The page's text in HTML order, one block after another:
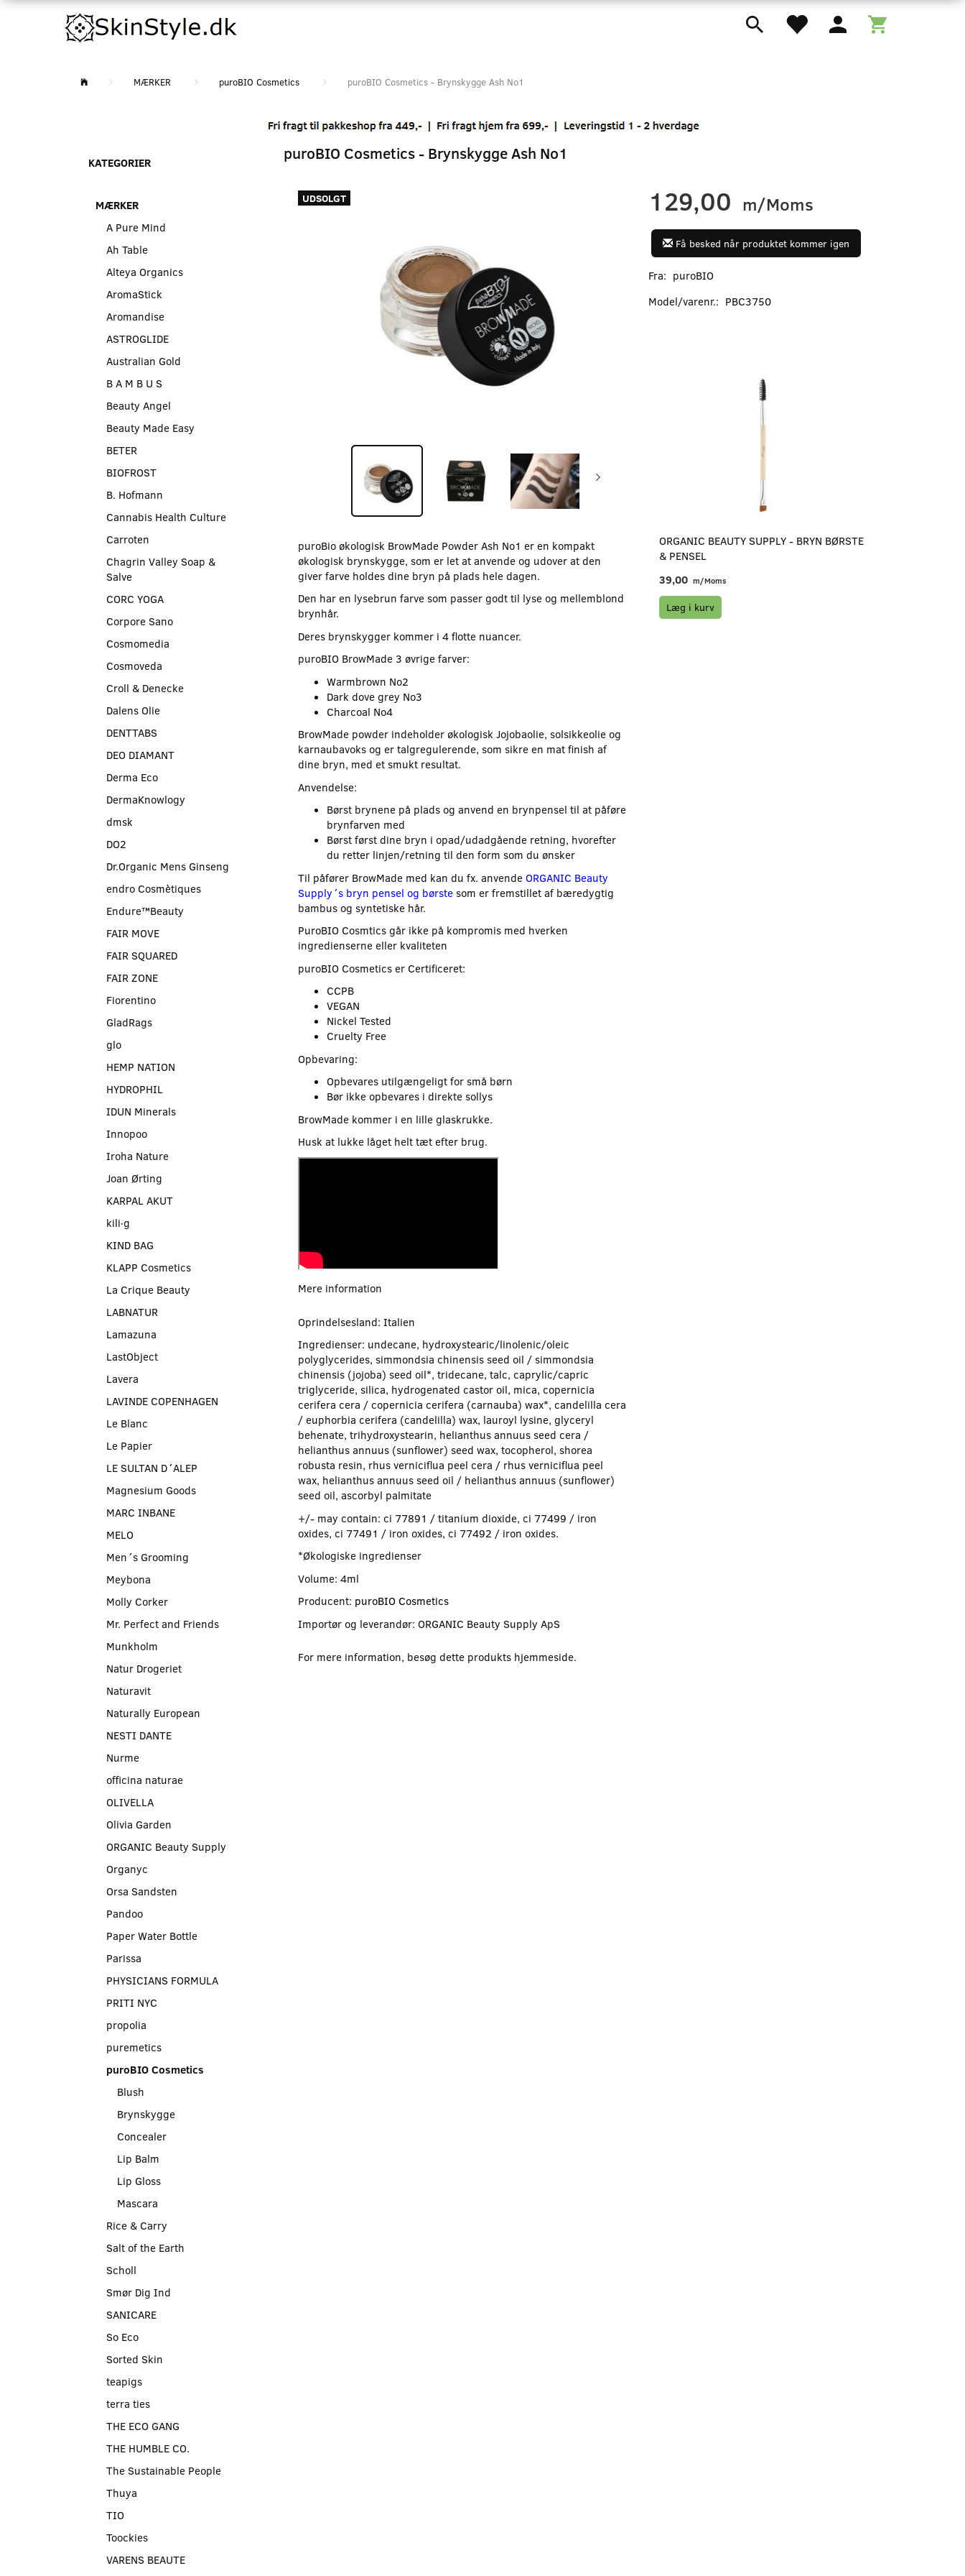
MÆRKER puroBIO Cosmetics puroBIO Cosmetics - Brynskygge Ash No1
KATEGORIER
MÆRKER
A Pure Mind
Ah Table
Alteya Organics
AromaStick
Aromandise
ASTROGLIDE
Australian Gold
B A M B U S
Beauty Angel
Beauty Made Easy
BETER
BIOFROST
B. Hofmann
Cannabis Health Culture
Carroten
Chagrin Valley Soap &
Salve
CORC YOGA
Corpore Sano
Cosmomedia
Cosmoveda
Croll & Denecke
Dalens Olie
DENTTABS
DEO DIAMANT
Derma Eco
DermaKnowlogy
dmsk
DO2
Dr.Organic Mens Ginseng
endro Cosmètiques
Endure™Beauty
FAIR MOVE
FAIR SQUARED
FAIR ZONE
Fiorentino
GladRags
glo
HEMP NATION
HYDROPHIL
IDUN Minerals
Innopoo
Iroha Nature
Joan Ørting
KARPAL AKUT
kili∙g
KIND BAG
KLAPP Cosmetics
La Crique Beauty
LABNATUR
Lamazuna
LastObject
Lavera
LAVINDE COPENHAGEN
Le Blanc
Le Papier
LE SULTAN D´ALEP
Magnesium Goods
MARC INBANE
MELO
Men´s Grooming
Meybona
Molly Corker
Mr. Perfect and Friends
Munkholm
Natur Drogeriet
Naturavit
Naturally European
NESTI DANTE
Nurme
officina naturae
OLIVELLA
Olivia Garden
ORGANIC Beauty Supply
Organyc
Orsa Sandsten
Pandoo
Paper Water Bottle
Parissa
PHYSICIANS FORMULA
PRITI NYC
propolia
puremetics
puroBIO Cosmetics
Blush
Brynskygge
Concealer
Lip Balm
Lip Gloss
Mascara
Rice & Carry
Salt of the Earth
Scholl
Smør Dig Ind
SANICARE
So Eco
Sorted Skin
teapigs
terra ties
THE ECO GANG
THE HUMBLE CO.
The Sustainable People
Thuya
TIO
Toockies
VARENS BEAUTE
puroBIO Cosmetics - Brynskygge Ash No1
UDSOLGT
puroBio økologisk BrowMade Powder Ash No1 er en kompakt
økologisk brynskygge, som er let at anvende og udover at den
giver farve holdes dine bryn på plads hele dagen.
Den har en lysebrun farve som passer godt til lyse og mellemblond
brynhår.
Deres brynskygger kommer i 4 flotte nuancer.
puroBIO BrowMade 3 øvrige farver:
Warmbrown No2
Dark dove grey No3
Charcoal No4
BrowMade powder indeholder økologisk Jojobaolie, solsikkeolie og
karnaubavoks og er talgregulerende, som sikre en mat finish af
dine bryn, med et smukt resultat.
Anvendelse:
Børst brynene på plads og anvend en brynpensel til at påføre
brynfarven med
Børst først dine bryn i opad/udadgående retning, hvorefter
du retter linjen/retning til den form som du ønsker
Til påfører BrowMade med kan du fx. anvende ORGANIC Beauty
Supply´s bryn pensel og børstesom er fremstillet af bæredygtig
bambus og syntetiske hår.
PuroBIO Cosmtics går ikke på kompromis med hverken
ingredienserne eller kvaliteten
puroBIO Cosmetics er Certificeret:
CCPB
VEGAN
Nickel Tested
Cruelty Free
Opbevaring:
Opbevares utilgængeligt for små børn
Bør ikke opbevares i direkte sollys
BrowMade kommer i en lille glaskrukke.
Husk at lukke låget helt tæt efter brug.
Mere information
Oprindelsesland: Italien
Ingredienser: undecane, hydroxystearic/linolenic/oleic
polyglycerides, simmondsia chinensis seed oil / simmondsia
chinensis (jojoba) seed oil*, tridecane, talc, caprylic/capric
triglyceride, silica, hydrogenated castor oil, mica, copernicia
cerifera cera / copernicia cerifera (carnauba) wax*, candelilla cera
/ euphorbia cerifera (candelilla) wax, lauroyl lysine, glyceryl
behenate, trihydroxystearin, helianthus annuus seed cera /
helianthus annuus (sunflower) seed wax, tocopherol, shorea
robusta resin, rhus verniciflua peel cera / rhus verniciflua peel
wax, helianthus annuus seed oil / helianthus annuus (sunflower)
seed oil, ascorbyl palmitate
+/- may contain: ci 77891 / titanium dioxide, ci 77499 / iron
oxides, ci 77491 / iron oxides, ci 77492 / iron oxides.
*Økologiske ingredienser
Volume: 4ml
Producent: puroBIO Cosmetics
Importør og leverandør: ORGANIC Beauty Supply ApS
For mere information, besøg dette produkts hjemmeside.
129,00 m/Moms
Få besked når produktet kommer igen
Fra: puroBIO
Model/varenr.: PBC3750
ORGANIC BEAUTY SUPPLY - BRYN BØRSTE
& PENSEL
39,00 m/Moms
Læg i kurv